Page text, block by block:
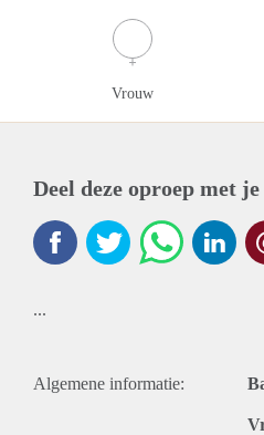
Vrouw
Deel deze oproep met
...
Algemene informatie: